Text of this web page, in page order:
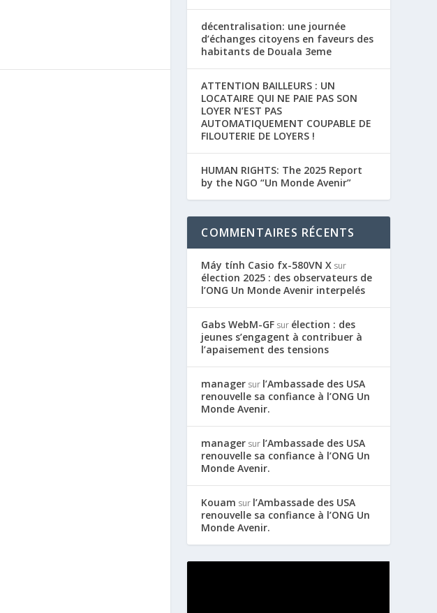
décentralisation: une journée
d’échanges citoyens en faveurs des
habitants de Douala 3eme
ATTENTION BAILLEURS : UN
LOCATAIRE QUI NE PAIE PAS SON
LOYER N’EST PAS
AUTOMATIQUEMENT COUPABLE DE
FILOUTERIE DE LOYERS !
HUMAN RIGHTS: The 2025 Report
by the NGO “Un Monde Avenir”
COMMENTAIRES RÉCENTS
Máy tính Casio fx-580VN X sur
élection 2025 : des observateurs de
l’ONG Un Monde Avenir interpelés
Gabs WebM-GF sur élection : des
jeunes s’engagent à contribuer à
l’apaisement des tensions
manager sur l’Ambassade des USA
renouvelle sa confiance à l’ONG Un
Monde Avenir.
manager sur l’Ambassade des USA
renouvelle sa confiance à l’ONG Un
Monde Avenir.
Kouam sur l’Ambassade des USA
renouvelle sa confiance à l’ONG Un
Monde Avenir.